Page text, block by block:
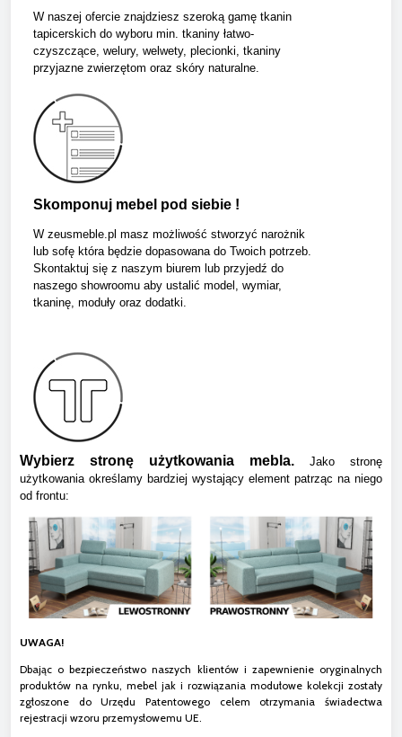
W naszej ofercie znajdziesz szeroką gamę tkanin
tapicerskich do wyboru min. tkaniny łatwo-
czyszczące, welury, welwety, plecionki, tkaniny
przyjazne zwierzętom oraz skóry naturalne.
Skomponuj mebel pod siebie !
W zeusmeble.pl masz możliwość stworzyć narożnik
lub sofę która będzie dopasowana do Twoich potrzeb.
Skontaktuj się z naszym biurem lub przyjedź do
naszego showroomu aby ustalić model, wymiar,
tkaninę, moduły oraz dodatki.
Wybierz stronę użytkowania mebla.
Jako stronę
użytkowania określamy bardziej wystający element patrząc na niego
od frontu:
UWAGA!
Dbając o bezpieczeństwo naszych klientów i zapewnienie oryginalnych
produktów na rynku, mebel jak i rozwiązania modułowe kolekcji zostały
zgłoszone do Urzędu Patentowego celem otrzymania świadectwa
rejestracji wzoru przemysłowemu UE.